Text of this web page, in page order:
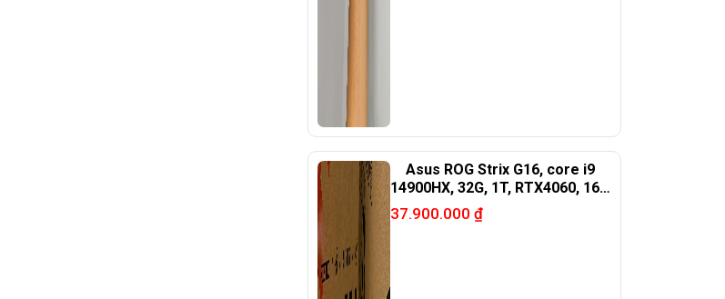
Asus ROG Strix G16, core i9
14900HX, 32G, 1T, RTX4060, 16in
37.900.000 ₫